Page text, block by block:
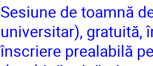
Sesiune de toamnă
universitar), gratuită,
înscriere prealabilă